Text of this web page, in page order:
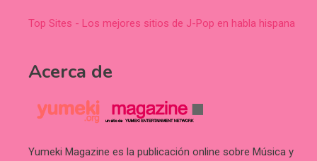
Top Sites - Los mejores sitios de J-Pop en habla hispana
Acerca de
Yumeki Magazine es la publicación online sobre Música y